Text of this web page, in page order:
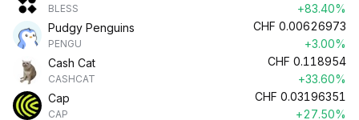
BLESS
+83.40%
Pudgy Penguins
PENGU
CHF 0.00626973
+3.00%
Cash Cat
CASHCAT
CHF 0.118954
+33.60%
Cap
CAP
CHF 0.03196351
+27.50%